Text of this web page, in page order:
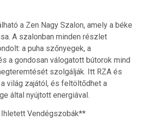
a Zen Nagy Szalon, amely a béke
A szalonban minden részlet
a puha szőnyegek, a
a gondosan válogatott bútorok mind
szolgálják. Itt RZA és
világ zajától, és feltöltődhet a
által nyújtott energiával.
Vendégszobák**